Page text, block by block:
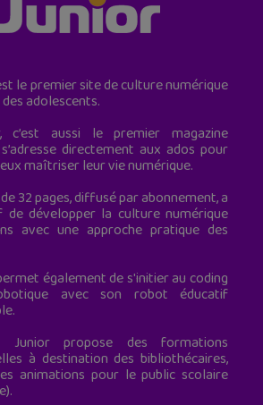
le premier site de culture numérique
adolescents.
c’est aussi le premier magazine
directement aux ados pour
maîtriser leur vie numérique.
32 pages, diffusé par abonnement, a
développer la culture numérique
avec une approche pratique des
également de s'initier au coding
avec son robot éducatif
Junior propose des formations
à destination des bibliothécaires,
animations pour le public scolaire